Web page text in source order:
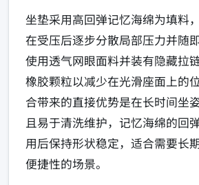
坐垫采用高回弹记忆海绵为填料
在受压后逐步分散局部压力并随
使用透气网眼面料并装有隐藏拉
橡胶颗粒以减少在光滑座面上的
合带来的直接优势是在长时间坐
且易于清洗维护，记忆海绵的回
用后保持形状稳定，适合需要长
便捷性的场景。